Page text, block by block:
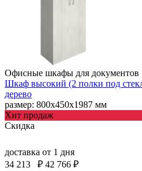
Офисные шкафы для документов
Шкаф высокий (2 полки под
дерево
размер: 800х450х1987 мм
Хит продаж
Скидка
доставка от 1 дня
34 213
₽ 42 766 ₽